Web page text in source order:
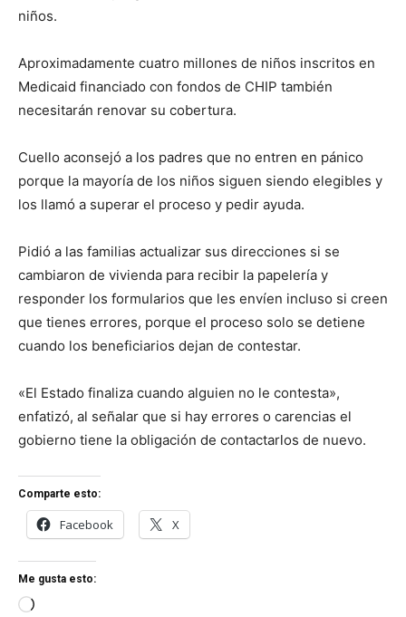
niños.
Aproximadamente cuatro millones de niños inscritos en
Medicaid financiado con fondos de CHIP también
necesitarán renovar su cobertura.
Cuello aconsejó a los padres que no entren en pánico
porque la mayoría de los niños siguen siendo elegibles y
los llamó a superar el proceso y pedir ayuda.
Pidió a las familias actualizar sus direcciones si se
cambiaron de vivienda para recibir la papelería y
responder los formularios que les envíen incluso si creen
que tienes errores, porque el proceso solo se detiene
cuando los beneficiarios dejan de contestar.
«El Estado finaliza cuando alguien no le contesta»,
enfatizó, al señalar que si hay errores o carencias el
gobierno tiene la obligación de contactarlos de nuevo.
Comparte esto:
Facebook X
Me gusta esto:
Cargando...